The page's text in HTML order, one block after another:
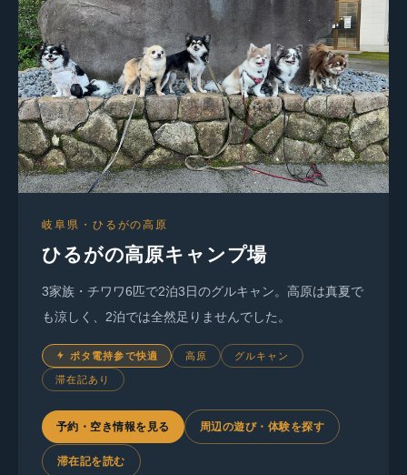
岐阜県・ひるがの高原
ひるがの高原キャンプ場
3家族・チワワ6匹で2泊3日のグルキャン。高原は真夏で
も涼しく、2泊では全然足りませんでした。
ポタ電持参で快適 高原 グルキャン
滞在記あり
予約・空き情報を見る 周辺の遊び・体験を探す
滞在記を読む